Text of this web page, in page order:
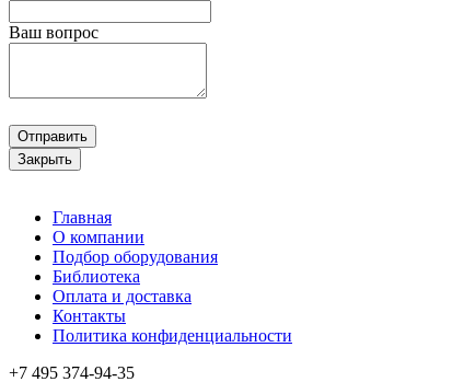
Ваш вопрос
Отправить
Закрыть
Главная
О компании
Подбор оборудования
Библиотека
Оплата и доставка
Контакты
Политика конфиденциальности
+7 495 374-94-35